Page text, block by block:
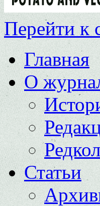
Перейти к
Главная
О
Статьи